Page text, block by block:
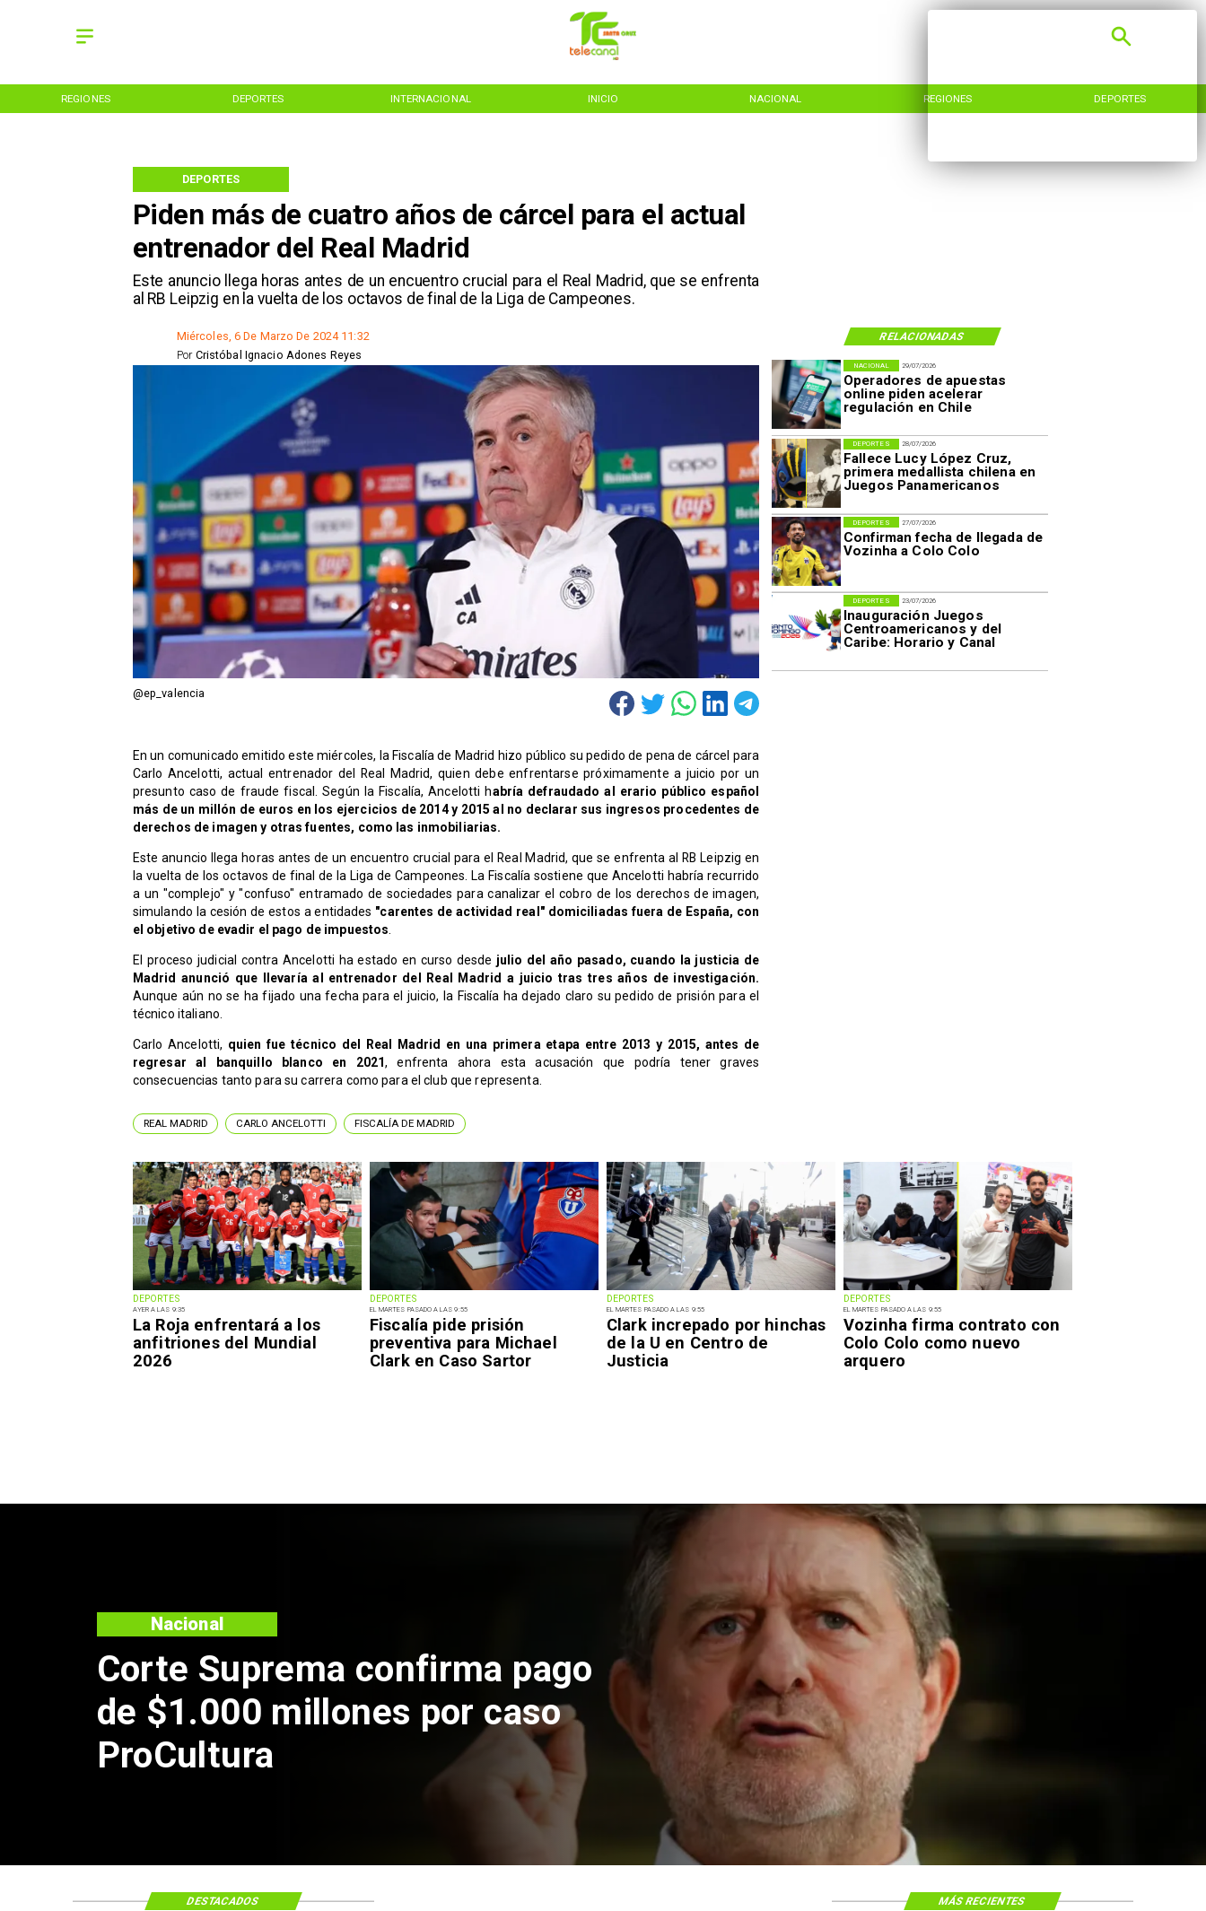
REGIONES DEPORTES INTERNACIONAL INICIO NACIONAL REGIONES DEPORTES
Piden más de cuatro años de cárcel para el actual
entrenador del Real Madrid
​Este anuncio llega horas antes de un encuentro crucial para el Real Madrid, que se enfrenta
al RB Leipzig en la vuelta de los octavos de final de la Liga de Campeones.
DEPORTES
RELACIONADAS
Miércoles, 6 De Marzo De 2024 11:32
Cristóbal Ignacio Adones Reyes
Por
@ep_valencia
DEPORTES
AYER A LAS 9:35
La Roja enfrentará a los
anfitriones del Mundial
2026
DEPORTES
EL MARTES PASADO A LAS 9:55
Fiscalía pide prisión
preventiva para Michael
Clark en Caso Sartor
DEPORTES
EL MARTES PASADO A LAS 9:55
Clark increpado por hinchas
de la U en Centro de
Justicia
DEPORTES
EL MARTES PASADO A LAS 9:55
Vozinha firma contrato con
Colo Colo como nuevo
arquero
29/07/2026
Operadores de apuestas
online piden acelerar
regulación en Chile
NACIONAL
28/07/2026
Fallece Lucy López Cruz,
primera medallista chilena en
Juegos Panamericanos
DEPORTES
27/07/2026
Confirman fecha de llegada de
Vozinha a Colo Colo
DEPORTES
23/07/2026
Inauguración Juegos
Centroamericanos y del
Caribe: Horario y Canal
DEPORTES
​En un comunicado emitido este miércoles, la Fiscalía de Madrid hizo público su pedido de pena de cárcel para
Carlo Ancelotti, actual entrenador del Real Madrid, quien debe enfrentarse próximamente a juicio por un
presunto caso de fraude fiscal. Según la Fiscalía, Ancelotti habría defraudado al erario público español
más de un millón de euros en los ejercicios de 2014 y 2015 al no declarar sus ingresos procedentes de
derechos de imagen y otras fuentes, como las inmobiliarias.
Este anuncio llega horas antes de un encuentro crucial para el Real Madrid, que se enfrenta al RB Leipzig en
la vuelta de los octavos de final de la Liga de Campeones. La Fiscalía sostiene que Ancelotti habría recurrido
a un "complejo" y "confuso" entramado de sociedades para canalizar el cobro de los derechos de imagen,
simulando la cesión de estos a entidades "carentes de actividad real" domiciliadas fuera de España, con
el objetivo de evadir el pago de impuestos
El proceso judicial contra Ancelotti ha estado en curso desde julio del año pasado, cuando la justicia de
Madrid anunció que llevaría al entrenador del Real Madrid a juicio tras tres años de investigación.
Aunque aún no se ha fijado una fecha para el juicio, la Fiscalía ha dejado claro su pedido de prisión para el
técnico italiano.
Carlo Ancelotti, quien fue técnico del Real Madrid en una primera etapa entre 2013 y 2015, antes de
regresar al banquillo blanco en 2021, enfrenta ahora esta acusación que podría tener graves
consecuencias tanto para su carrera como para el club que representa.
REAL MADRID CARLO ANCELOTTI FISCALÍA DE MADRID
Codelco suspende construcción
de Andes Norte en El Teniente
por riesgos sísmicos
DESTACADOS MÁS RECIENTES